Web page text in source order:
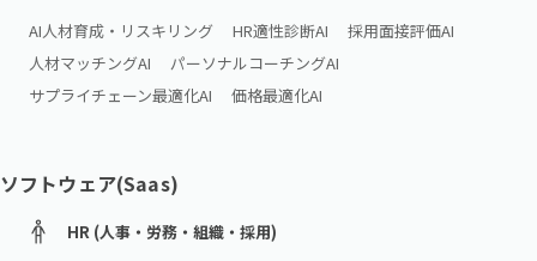
AI人材育成・リスキリング HR適性診断AI
採用面接評価AI
人材マッチングAI
パーソナルコーチングAI
サプライチェーン最適化AI
価格最適化AI
ソフトウェア(Saas)
HR (人事・労務・組織・採用)